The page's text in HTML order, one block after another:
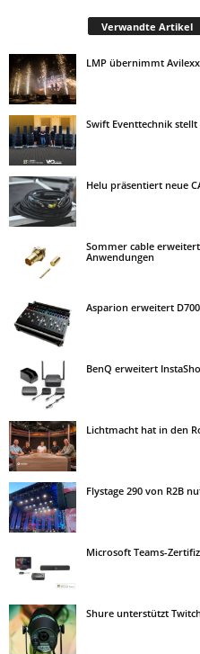
Verwandte Artikel
LMP übernimmt
Swift Eventtechnik stellt
Helu präsentiert neue
Sommer cable
Anwendungen
Asparion erweitert
BenQ erweitert
Lichtmacht hat in den
Flystage 290 von R2B
Microsoft Teams-
Shure unterstützt